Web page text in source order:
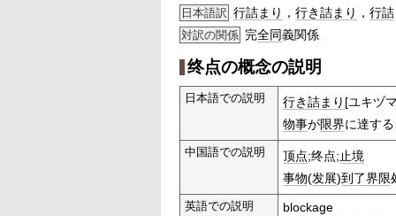
日本語訳 行詰まり ， 行き詰まり ， 行詰
対訳の関係 完全同義関係
终点の概念の説明
日本語での説明 行き詰まり [ユキヅ
物事が限界に達する
中国語での説明 顶点;终点; 止境
事物(发展)到了界限
英語での説明
blockage